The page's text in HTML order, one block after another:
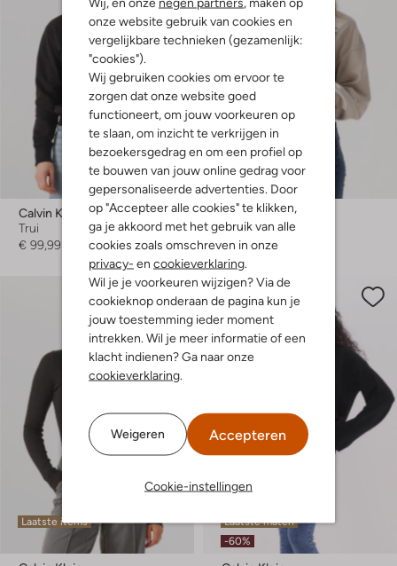
onze website gebruik van cookies en
vergelijkbare technieken (gezamenlijk:
"cookies").
Wij gebruiken cookies om ervoor te
zorgen dat onze website goed
functioneert, om jouw voorkeuren op
te slaan, om inzicht te verkrijgen in
bezoekersgedrag en om een profiel op
te bouwen van jouw online gedrag voor
gepersonaliseerde advertenties. Door
op "Accepteer alle cookies" te klikken,
ga je akkoord met het gebruik van alle
cookies zoals omschreven in onze
privacy- en cookieverklaring
Wil je je voorkeuren wijzigen? Via de
cookieknop onderaan de pagina kun je
jouw toestemming ieder moment
intrekken. Wil je meer informatie of een
klacht indienen? Ga naar onze
cookieverklaring
Weigeren Accepteren
Cookie-instellingen
Calvin Klein
Trui
€ 99,99
Laatste maten
-60%
Calvin Klein
Sweater
€ 89,99 € 35,99
Laatste items
Laatste maten
-60%